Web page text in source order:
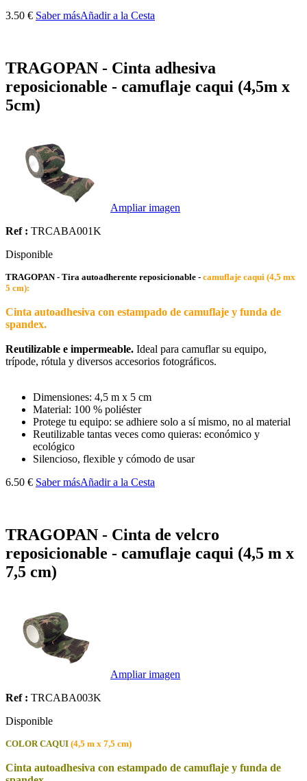
3.50 € Saber másAñadir a la Cesta
TRAGOPAN - Cinta adhesiva
reposicionable - camuflaje caqui (4,5m x
5cm)
Ampliar imagen
Ref : TRCABA001K
Disponible
TRAGOPAN - Tira autoadherente reposicionable - camuflaje caqui (4,5 mx
5 cm):
Cinta autoadhesiva con estampado de camuflaje y funda de
spandex.
Reutilizable e impermeable. Ideal para camuflar su equipo,
trípode, rótula y diversos accesorios fotográficos.
Dimensiones: 4,5 m x 5 cm
Material: 100 % poliéster
Protege tu equipo: se adhiere solo a sí mismo, no al material
Reutilizable tantas veces como quieras: económico y
ecológico
Silencioso, flexible y cómodo de usar
6.50 € Saber másAñadir a la Cesta
TRAGOPAN - Cinta de velcro
reposicionable - camuflaje caqui (4,5 m x
7,5 cm)
Ampliar imagen
Ref : TRCABA003K
Disponible
COLOR CAQUI (4,5 m x 7,5 cm)
Cinta autoadhesiva con estampado de camuflaje y funda de